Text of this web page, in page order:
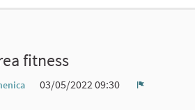
fitness
03/05/2022 09:30